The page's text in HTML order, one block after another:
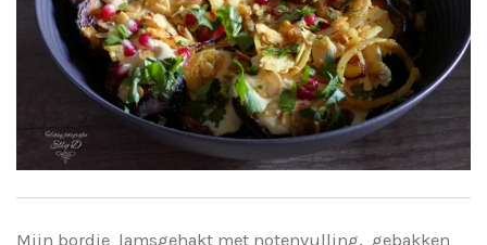
Mijn bordje lamsgehakt met notenvulling, gebakken